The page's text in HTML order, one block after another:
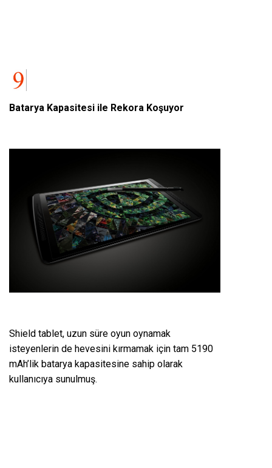
Batarya Kapasitesi ile Rekora Koşuyor
Shield tablet, uzun süre oyun oynamak
isteyenlerin de hevesini kırmamak için tam 5190
mAh’lik batarya kapasitesine sahip olarak
kullanıcıya sunulmuş.